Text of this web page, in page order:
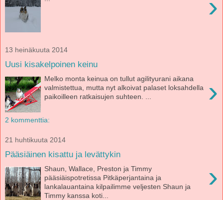
›
13 heinäkuuta 2014
Uusi kisakelpoinen keinu
›
Melko monta keinua on tullut agilityurani aikana
valmistettua, mutta nyt alkoivat palaset loksahdella
paikoilleen ratkaisujen suhteen. ...
2 kommenttia:
21 huhtikuuta 2014
Pääsiäinen kisattu ja levättykin
›
Shaun, Wallace, Preston ja Timmy
pääsiäispotretissa Pitkäperjantaina ja
lankalauantaina kilpailimme veljesten Shaun ja
Timmy kanssa koti...